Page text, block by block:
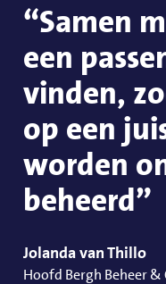
“Samen
een
vinden,
op een
worden
beheerd”
Jolanda van Thillo
Hoofd Bergh Beheer